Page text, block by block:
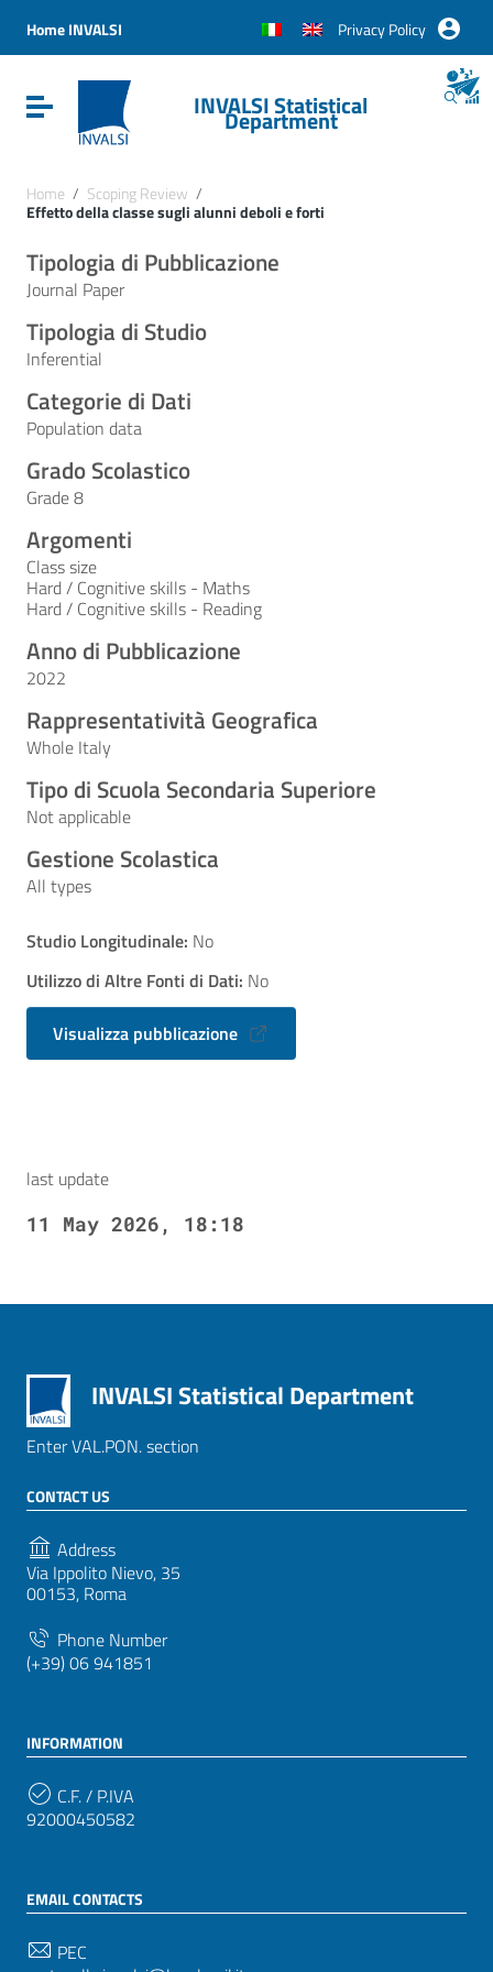
Vai al menu di navigazione
Vai al footer
Home INVALSI Privacy Policy
Attiva / disattiva la navigazioneINVALSI Statistical
Department
Home / Scoping Review /
Effetto della classe sugli alunni deboli e forti
Tipologia di Pubblicazione
Journal Paper
Tipologia di Studio
Inferential
Categorie di Dati
Population data
Grado Scolastico
Grade 8
Argomenti
Class size
Hard / Cognitive skills - Maths
Hard / Cognitive skills - Reading
Anno di Pubblicazione
2022
Rappresentatività Geografica
Whole Italy
Tipo di Scuola Secondaria Superiore
Not applicable
Gestione Scolastica
All types
Studio Longitudinale: No
Utilizzo di Altre Fonti di Dati: No
Visualizza pubblicazione
last update
11 May 2026, 18:18
INVALSI Statistical Department
Enter VAL.PON. section
CONTACT US
Address
Via Ippolito Nievo, 35
00153, Roma
Phone Number
(+39) 06 941851
INFORMATION
C.F. / P.IVA
92000450582
EMAIL CONTACTS
PEC